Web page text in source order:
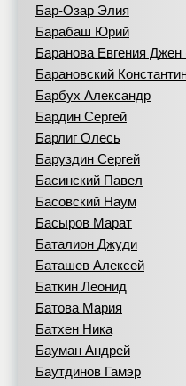
Бар-Озар Элия
Барабаш Юрий
Баранова Евгения
Барановский
Барбух Александр
Бардин Сергей
Барлиг Олесь
Баруздин Сергей
Басинский Павел
Басовский Наум
Басыров Марат
Баталион Джуди
Баташев Алексей
Баткин Леонид
Батова Мария
Батхен Ника
Бауман Андрей
Баутдинов Гамэр